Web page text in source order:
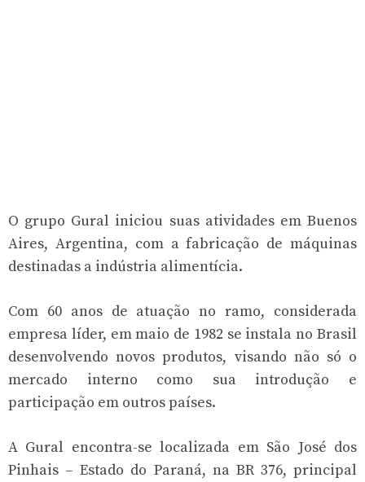
O grupo Gural iniciou suas atividades em Buenos
Aires, Argentina, com a fabricação de máquinas
destinadas a indústria alimentícia.
Com 60 anos de atuação no ramo, considerada
empresa líder, em maio de 1982 se instala no Brasil
desenvolvendo novos produtos, visando não só o
mercado interno como sua introdução e
participação em outros países.
A Gural encontra-se localizada em São José dos
Pinhais – Estado do Paraná, na BR 376, principal